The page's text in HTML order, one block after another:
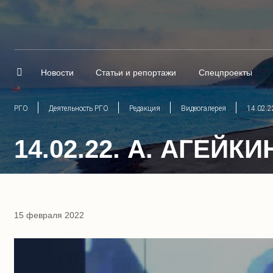
Новости Статьи и репортажи Спецпроекты
РГО Деятельность РГО Редакция Видеогалерея
14.02.22. А.
15 февраля 2022